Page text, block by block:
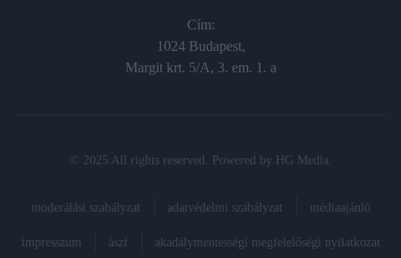
Cím:
1024 Budapest,
Margit krt. 5/A, 3. em. 1. a
© 2025 All rights reserved. Powered by HG Media
moderálási szabályzat adatvédelmi szabályzat médiaajánló
impresszum ászf akadálymentességi megfelelőségi nyilatkozat